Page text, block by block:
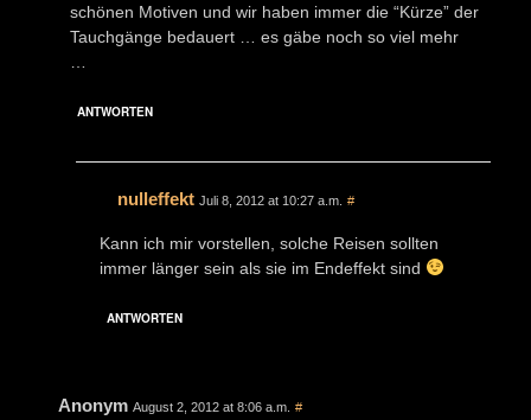
schönen Motiven und wir haben immer die “Kürze” der
Tauchgänge bedauert … es gäbe noch so viel mehr
ANTWORTEN
nulleffekt Juli 8, 2012 at 10:27 a.m. #
Kann ich mir vorstellen, solche Reisen sollten
immer länger sein als sie im Endeffekt sind
ANTWORTEN
Anonym August 2, 2012 at 8:06 a.m. #